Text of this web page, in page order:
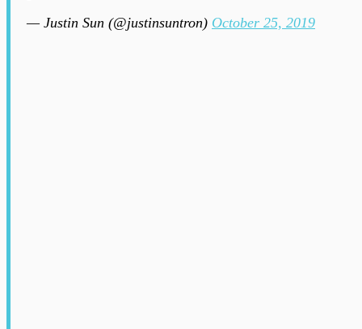
— Justin Sun (@justinsuntron) October 25, 2019